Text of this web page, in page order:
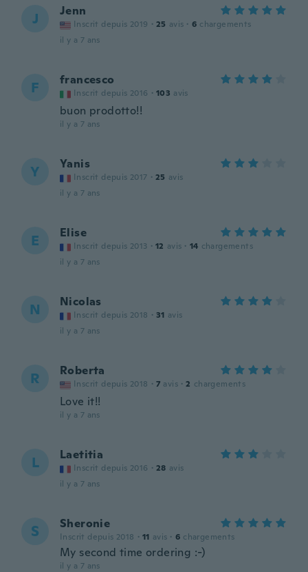
J Jenn
Inscrit depuis 2019 · 25 avis · 6 chargements
il y a 7 ans
F francesco
Inscrit depuis 2016 · 103 avis
buon prodotto!!
il y a 7 ans
Y Yanis
Inscrit depuis 2017 · 25 avis
il y a 7 ans
E Elise
Inscrit depuis 2013 · 12 avis · 14 chargements
il y a 7 ans
N Nicolas
Inscrit depuis 2018 · 31 avis
il y a 7 ans
R Roberta
Inscrit depuis 2018 · 7 avis · 2 chargements
Love it!!
il y a 7 ans
L Laetitia
Inscrit depuis 2016 · 28 avis
il y a 7 ans
S Sheronie
Inscrit depuis 2018 · 11 avis · 6 chargements
My second time ordering :-)
il y a 7 ans